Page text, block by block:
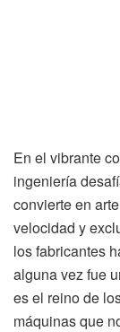
En el vibrante
ingeniería
convierte en
velocidad y
los fabricantes
alguna vez fue
es el reino de
máquinas que